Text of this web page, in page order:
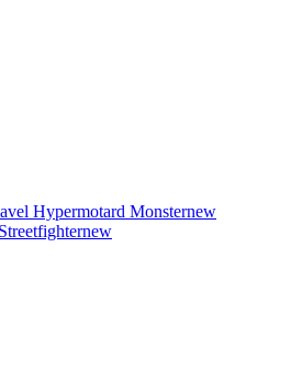
Hypermotard Monsternew
Streetfighternew